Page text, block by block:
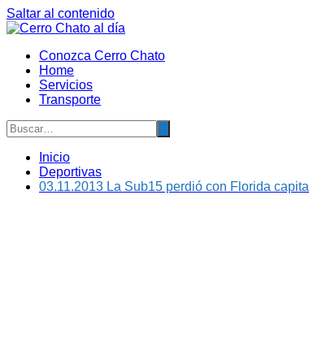
Saltar al contenido
Conozca Cerro Chato
Home
Servicios
Transporte
Inicio
Deportivas
03.11.2013 La Sub15 perdió con Florida capital